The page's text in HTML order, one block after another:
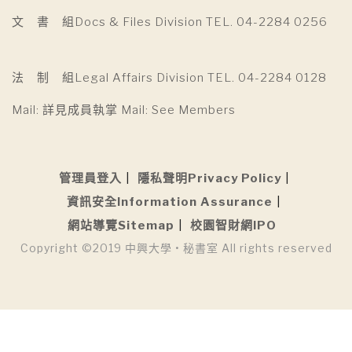
文 書 組Docs & Files Division TEL. 04-2284 0256
法 制 組Legal Affairs Division TEL. 04-2284 0128
Mail: 詳見成員執掌 Mail: See Members
管理員登入
隱私聲明Privacy Policy
資訊安全Information Assurance
網站導覽Sitemap
校園智財網IPO
Copyright ©2019 中興大學 • 秘書室 All rights reserved